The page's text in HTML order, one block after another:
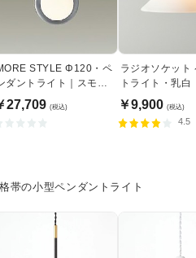
STYLE Φ120・ペ
ダントライト｜スモー
ガラス
27,709 (税込)
ラジオソケット
トライト・乳白
￥9,900 (税込)
4.5
帯の小型ペンダントライト